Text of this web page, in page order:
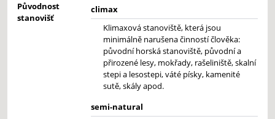
Původnost
stanovišť
climax
Klimaxová stanoviště, která jsou
minimálně narušena činností člověka:
původní horská stanoviště, původní a
přirozené lesy, mokřady, rašeliniště, skalní
stepi a lesostepi, váté písky, kamenité
sutě, skály apod.
semi-natural